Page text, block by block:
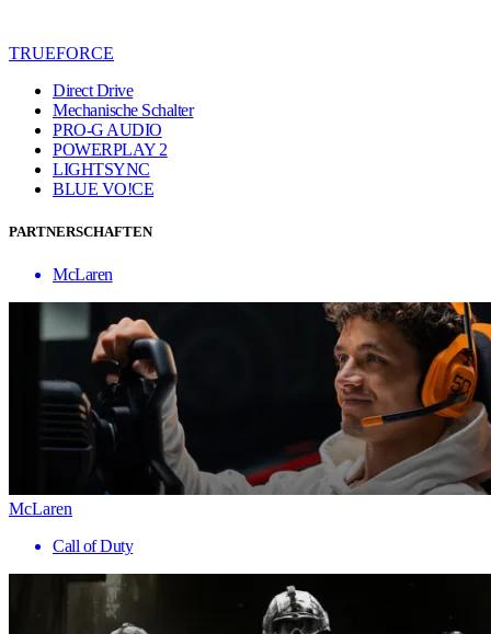
TRUEFORCE
Direct Drive
Mechanische Schalter
PRO-G AUDIO
POWERPLAY 2
LIGHTSYNC
BLUE VO!CE
PARTNERSCHAFTEN
McLaren
McLaren
Call of Duty